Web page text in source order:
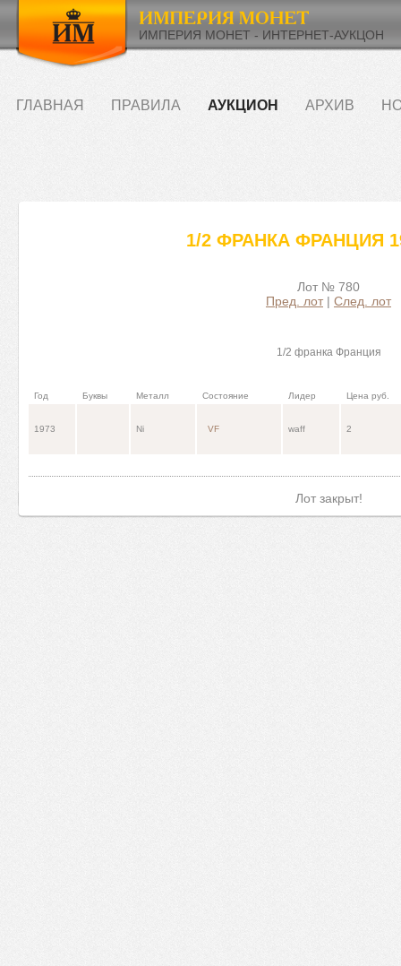
ИМПЕРИЯ МОНЕТ - ИНТЕРНЕТ-АУКЦОН
ГЛАВНАЯ ПРАВИЛА АУКЦИОН АРХИВ
1/2 ФРАНКА ФРАНЦИЯ
Лот № 780
Пред. лот| След. лот
1/2 франка Франция
Год Буквы Металл Состояние Лидер Цена руб.
1973 Ni VF waff 2
Лот закрыт!